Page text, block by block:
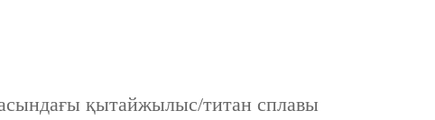
қытайжылыс/титан сплавы